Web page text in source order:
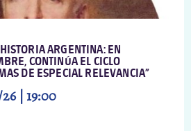
ARGENTINA: EN
CONTINÚA EL CICLO
DE ESPECIAL RELEVANCIA”
| 19:00